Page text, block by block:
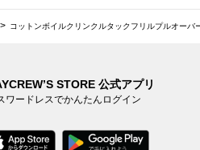
コットンボイルクリンクルタックフリルプルオーバ
STORE 公式アプリ
ワードレスでかんたんログイン